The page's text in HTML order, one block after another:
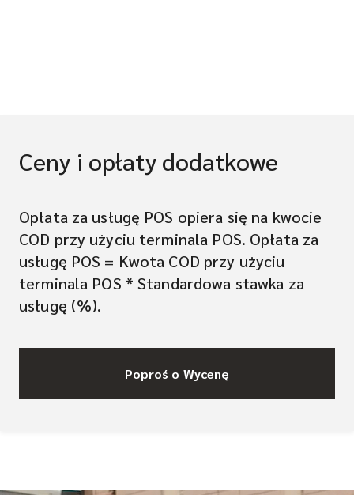
Ceny i opłaty dodatkowe
Opłata za usługę POS opiera się na kwocie
COD przy użyciu terminala POS. Opłata za
usługę POS = Kwota COD przy użyciu
terminala POS * Standardowa stawka za
usługę (%).
Poproś o Wycenę